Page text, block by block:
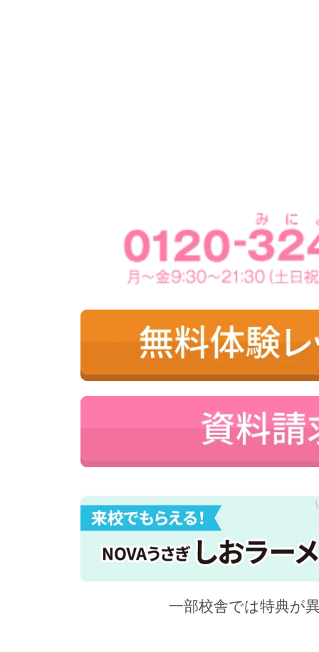
一部校舎では特典が